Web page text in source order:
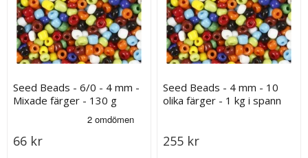
Seed Beads - 6/0 - 4 mm -
Mixade färger - 130 g
66 kr
Seed Beads - 4 mm - 10
olika färger - 1 kg i spann
255 kr